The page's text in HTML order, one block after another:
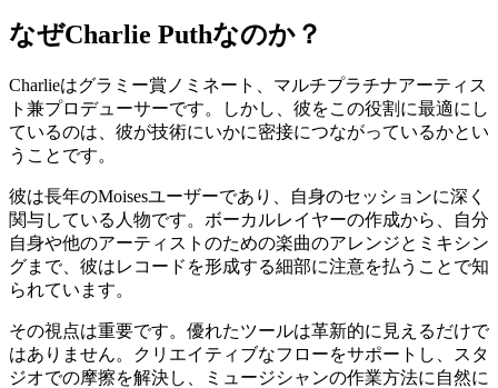
なぜCharlie Puthなのか？
Charlieはグラミー賞ノミネート、マルチプラチナアーティス
ト兼プロデューサーです。しかし、彼をこの役割に最適にし
ているのは、彼が技術にいかに密接につながっているかとい
うことです。
彼は長年のMoisesユーザーであり、自身のセッションに深く
関与している人物です。ボーカルレイヤーの作成から、自分
自身や他のアーティストのための楽曲のアレンジとミキシン
グまで、彼はレコードを形成する細部に注意を払うことで知
られています。
その視点は重要です。優れたツールは革新的に見えるだけで
はありません。クリエイティブなフローをサポートし、スタ
ジオでの摩擦を解決し、ミュージシャンの作業方法に自然に